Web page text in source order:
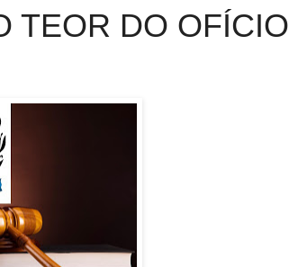
TEOR DO OFÍCIO